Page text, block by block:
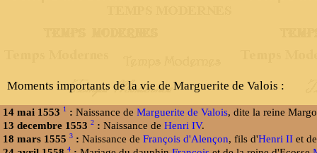
Moments importants de la vie de Marguerite de Valois :
14 mai 1553 1 : Naissance de Marguerite de Valois, dite la reine
13 decembre 1553 2 : Naissance de Henri IV.
18 mars 1555 3 : Naissance de François d'Alençon, fils d'Henri II et
4